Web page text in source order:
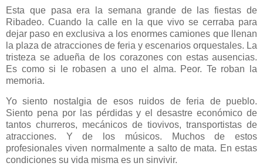
Esta que pasa era la semana grande de las fiestas de
Ribadeo. Cuando la calle en la que vivo se cerraba para
dejar paso en exclusiva a los enormes camiones que llenan
la plaza de atracciones de feria y escenarios orquestales. La
tristeza se adueña de los corazones con estas ausencias.
Es como si le robasen a uno el alma. Peor. Te roban la
memoria.
Yo siento nostalgia de esos ruidos de feria de pueblo.
Siento pena por las pérdidas y el desastre económico de
tantos churreros, mecánicos de tiovivos, transportistas de
atracciones. Y de los músicos. Muchos de estos
profesionales viven normalmente a salto de mata. En estas
condiciones su vida misma es un sinvivir.